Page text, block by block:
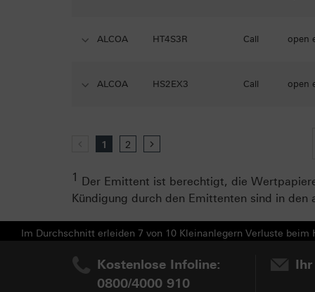
ALCOA HT4S3R Call open
ALCOA HS2EX3 Call open
zurück
1 2
1 Der Emittent ist berechtigt, die
Kündigung durch den Emittenten sind in
Im Durchschnitt erleiden 7 von 10 Kleinanlegern Verluste
Kostenlose Infoline:
0800/4000 910